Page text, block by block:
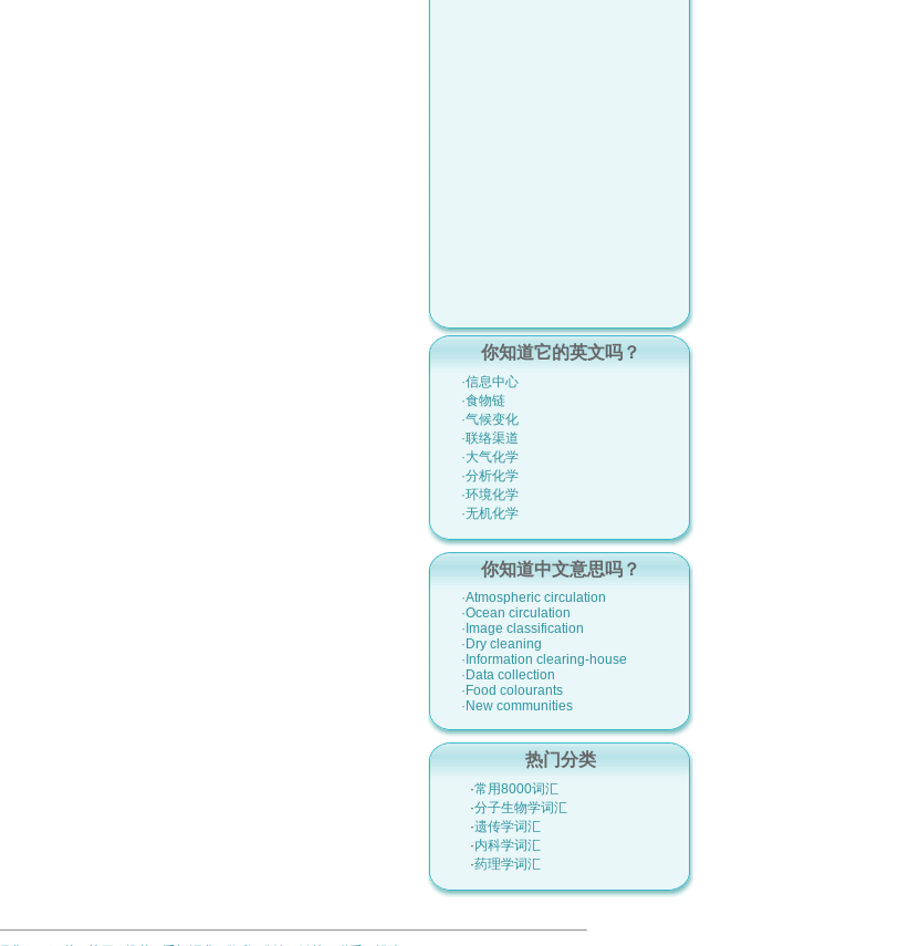
你知道它的英文吗？
·信息中心
·食物链
·气候变化
·联络渠道
·大气化学
·分析化学
·环境化学
·无机化学
你知道中文意思吗？
·Atmospheric circulation
·Ocean circulation
·Image classification
·Dry cleaning
·Information clearing-house
·Data collection
·Food colourants
·New communities
热门分类
·常用8000词汇
·分子生物学词汇
·遗传学词汇
·内科学词汇
·药理学词汇